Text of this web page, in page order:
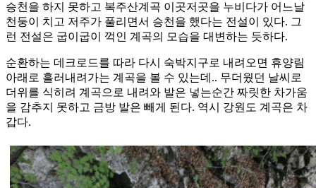
승천을 하지 못하고 복주산계곡 이곳저곳을 누비다가 어느날
천둥이 치고 저주가 풀리면서 승천을 했다는 전설이 있다. 그
런 전설은 굽이굽이 꺽인 계곡의 모습을 대변하는 듯하다.
순환하는 데크로드를 따라 다시 숙박지구로 내려오면 휴양림
아래로 흘러내려가는 계곡을 볼 수 있는데.. 무더웠던 날씨로
더위를 식히려 계곡으로 내려와 발은 넣는순간 짜릿한 차가움
을 감추지 못하고 금방 발은 빼게 된다. 역시 강원도 계곡은 차
갑다.